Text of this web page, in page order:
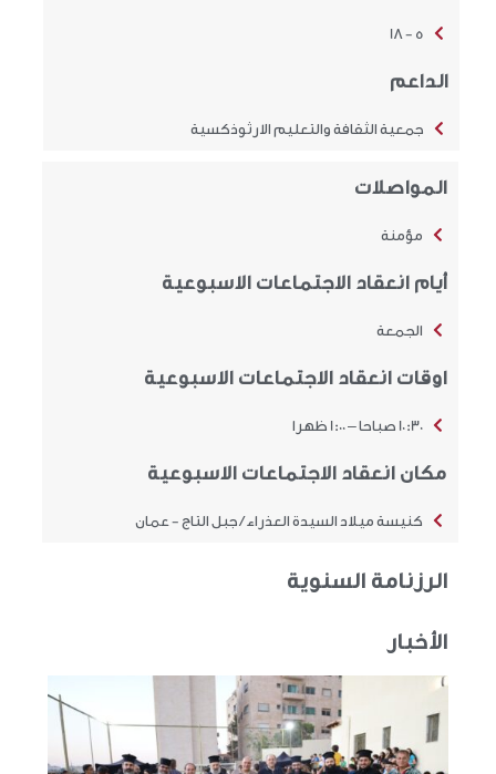
5 - 18
الداعم
جمعية الثقافة والتعليم الارثوذكسية
المواصلات
مؤمنة
أيام انعقاد الاجتماعات الاسبوعية
الجمعة
اوقات انعقاد الاجتماعات الاسبوعية
10:30 صباحا – 1:00 ظهرا
مكان انعقاد الاجتماعات الاسبوعية
كنيسة ميلاد السيدة العذراء / جبل التاج - عمان
الرزنامة السنوية
الأخبار